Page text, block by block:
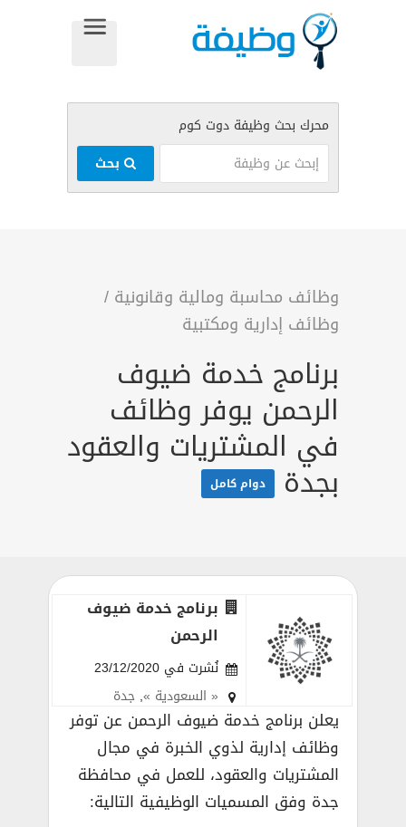
وظائف محاسبة ومالية وقانونية /
وظائف إدارية ومكتبية
برنامج خدمة ضيوف
الرحمن يوفر وظائف
في المشتريات والعقود
بجدة دوام كامل
برنامج خدمة ضيوف
الرحمن
نُشرت في 23/12/2020
« السعودية »,جدة
يعلن برنامج خدمة ضيوف الرحمن عن توفر
وظائف إدارية لذوي الخبرة في مجال
المشتريات والعقود، للعمل في محافظة
جدة وفق المسميات الوظيفية التالية: